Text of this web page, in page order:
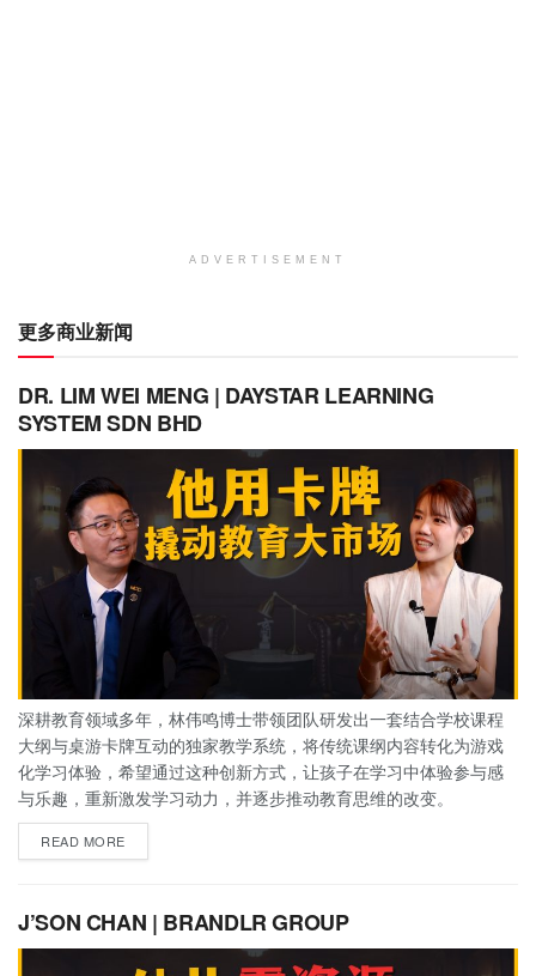
ADVERTISEMENT
更多商业新闻
DR. LIM WEI MENG | DAYSTAR LEARNING
SYSTEM SDN BHD
深耕教育领域多年，林伟鸣博士带领团队研发出一套结合学校课程
大纲与桌游卡牌互动的独家教学系统，将传统课纲内容转化为游戏
化学习体验，希望通过这种创新方式，让孩子在学习中体验参与感
与乐趣，重新激发学习动力，并逐步推动教育思维的改变。
READ MORE
J’SON CHAN | BRANDLR GROUP